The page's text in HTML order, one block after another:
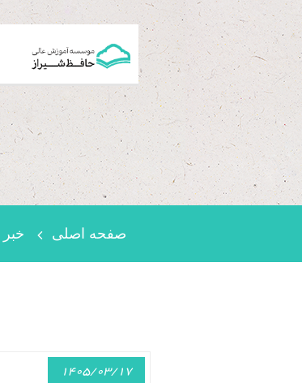
صفحه اصلی خبر
1405/03/17